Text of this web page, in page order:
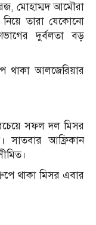
মোহাম্মদ আমৌরা
তারা যেকোনো
দুর্বলতা বড়
থাকা আলজেরিয়ার
সফল দল মিসর
সাতবার আফ্রিকান
থাকা মিসর এবার